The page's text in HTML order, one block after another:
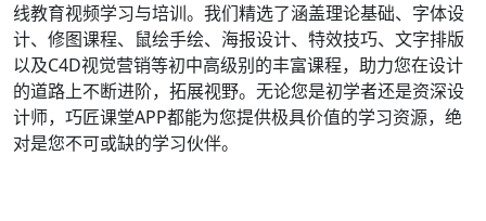
线教育视频学习与培训。我们精选了涵盖理论基础、字体设
计、修图课程、鼠绘手绘、海报设计、特效技巧、文字排版
以及C4D视觉营销等初中高级别的丰富课程，助力您在设计
的道路上不断进阶，拓展视野。无论您是初学者还是资深设
计师，巧匠课堂APP都能为您提供极具价值的学习资源，绝
对是您不可或缺的学习伙伴。